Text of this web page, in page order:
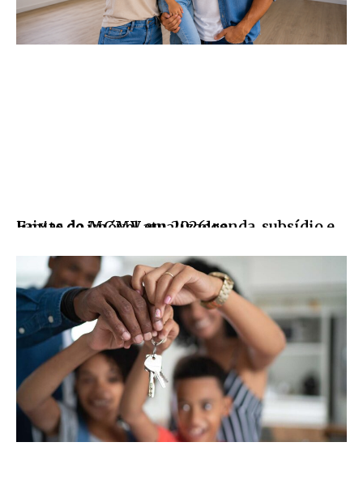
Faixas do MCMV em 2026: renda, subsídio e limite de imóvel atualizados